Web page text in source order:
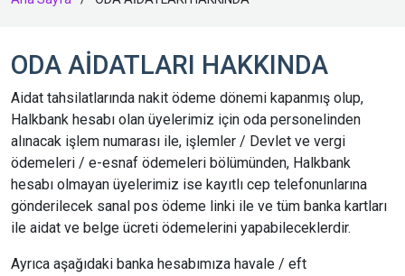
ODA AİDATLARI HAKKINDA
Aidat tahsilatlarında nakit ödeme dönemi kapanmış olup,
Halkbank hesabı olan üyelerimiz için oda personelinden
alınacak işlem numarası ile, işlemler / Devlet ve vergi
ödemeleri / e-esnaf ödemeleri bölümünden, Halkbank
hesabı olmayan üyelerimiz ise kayıtlı cep telefonunlarına
gönderilecek sanal pos ödeme linki ile ve tüm banka kartları
ile aidat ve belge ücreti ödemelerini yapabileceklerdir.
Ayrıca aşağıdaki banka hesabımıza havale / eft